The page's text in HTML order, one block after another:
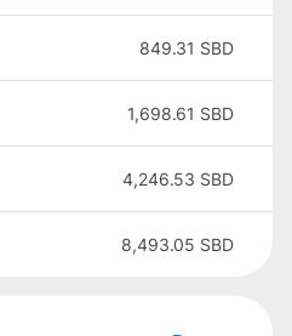
849.31 SBD
1,698.61 SBD
4,246.53 SBD
8,493.05 SBD